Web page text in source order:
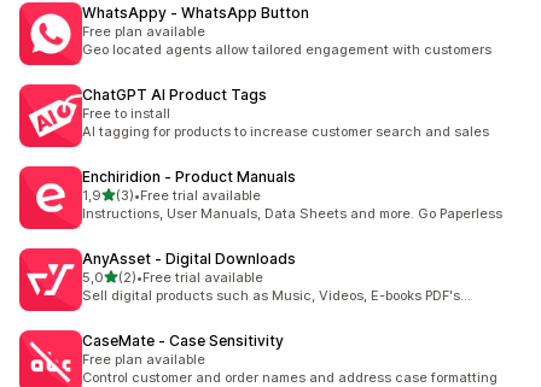
WhatsAppy ‑ WhatsApp Button
Free plan available
Geo located agents allow tailored engagement with customers
ChatGPT AI Product Tags
Free to install
AI tagging for products to increase customer search and sales
Enchiridion ‑ Product Manuals
1,95 yıldız üzerinden
(3)
toplam 3 değerlendirme
•Free trial available
Instructions, User Manuals, Data Sheets and more. Go Paperless
AnyAsset ‑ Digital Downloads
5,05 yıldız üzerinden
(2)
toplam 2 değerlendirme
•Free trial available
Sell digital products such as Music, Videos, E-books PDF's...
CaseMate ‑ Case Sensitivity
Free plan available
Control customer and order names and address case formatting